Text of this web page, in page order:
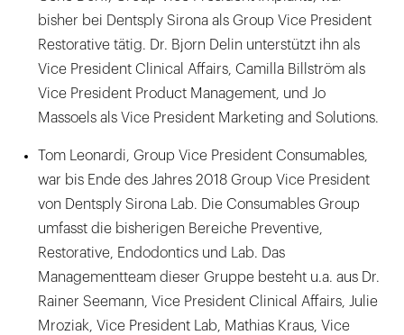
bisher bei Dentsply Sirona als Group Vice President
Restorative tätig. Dr. Bjorn Delin unterstützt ihn als
Vice President Clinical Affairs, Camilla Billström als
Vice President Product Management, und Jo
Massoels als Vice President Marketing and Solutions.
Tom Leonardi, Group Vice President Consumables,
war bis Ende des Jahres 2018 Group Vice President
von Dentsply Sirona Lab. Die Consumables Group
umfasst die bisherigen Bereiche Preventive,
Restorative, Endodontics und Lab. Das
Managementteam dieser Gruppe besteht u.a. aus Dr.
Rainer Seemann, Vice President Clinical Affairs, Julie
Mroziak, Vice President Lab, Mathias Kraus, Vice